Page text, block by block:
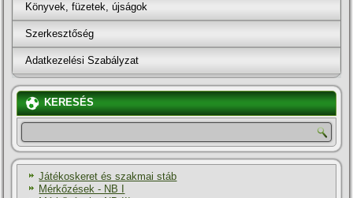
Könyvek, füzetek, újságok
Szerkesztőség
Adatkezelési Szabályzat
KERESÉS
Játékoskeret és szakmai stáb
Mérkőzések - NB I